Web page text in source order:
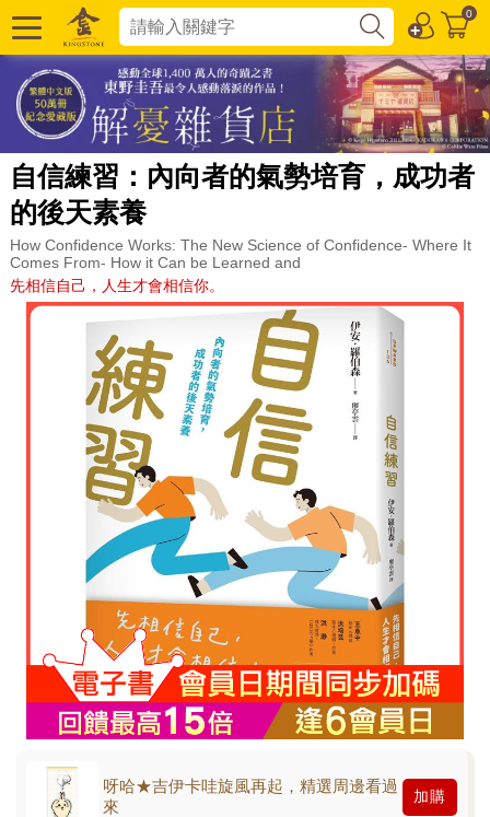
0
自信練習：內向者的氣勢培育，成功者
的後天素養
How Confidence Works: The New Science of Confidence- Where It
Comes From- How it Can be Learned and
先相信自己，人生才會相信你。
呀哈★吉伊卡哇旋風再起，精選周邊看過
來
加購